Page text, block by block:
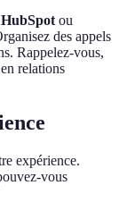
HubSpot ou
des appels
Rappelez-vous,
relations
expérience.
vous